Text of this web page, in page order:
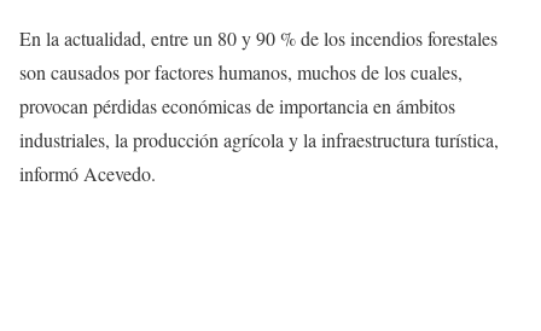
En la actualidad, entre un 80 y 90 % de los incendios forestales
son causados por factores humanos, muchos de los cuales,
provocan pérdidas económicas de importancia en ámbitos
industriales, la producción agrícola y la infraestructura turística,
informó Acevedo.